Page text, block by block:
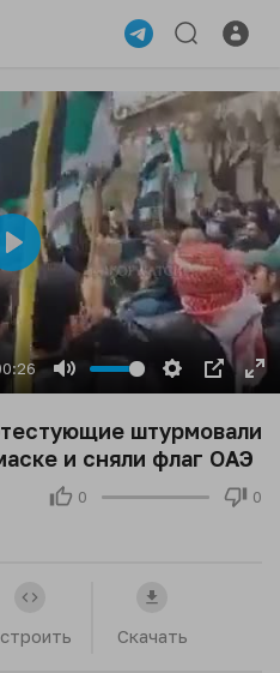
Mute Settings
PIP
Play
штурмовали
и сняли флаг ОАЭ
0 0
Скачать